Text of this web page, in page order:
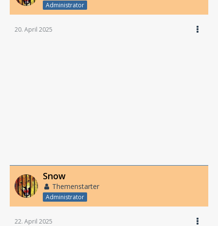
Administrator
20. April 2025
Snow
Themenstarter
Administrator
22. April 2025